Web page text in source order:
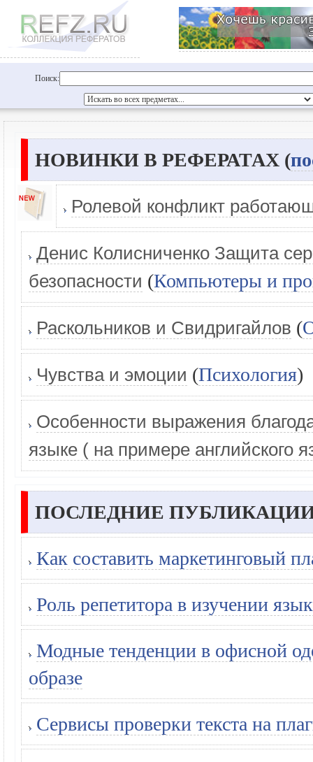
Поиск:
НОВИНКИ В РЕФЕРАТАХ (
Ролевой конфликт
Денис Колисниченко Защита
безопасности (Компьютеры и
Раскольников и Свидригайлов (
Чувства и эмоции (Психология)
Ocoбенности выражения
языке ( на примере английского
ПОСЛЕДНИЕ
Как составить маркетинговый
Роль репетитора в изучении
Модные тенденции в офисной
образе
Сервисы проверки текста на